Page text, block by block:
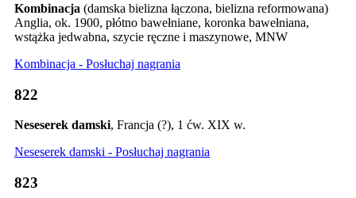
Kombinacja (damska bielizna łączona, bielizna reformowana)
Anglia, ok. 1900, płótno bawełniane, koronka bawełniana,
wstążka jedwabna, szycie ręczne i maszynowe, MNW
Kombinacja - Posłuchaj nagrania
822
Neseserek damski, Francja (?), 1 ćw. XIX w.
Neseserek damski - Posłuchaj nagrania
823